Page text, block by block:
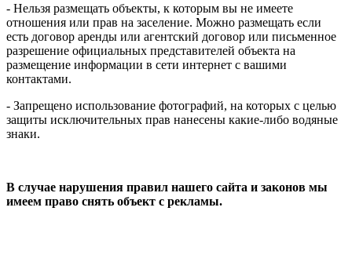
- Нельзя размещать объекты, к которым вы не имеете
отношения или прав на заселение. Можно размещать если
есть договор аренды или агентский договор или письменное
разрешение официальных представителей объекта на
размещение информации в сети интернет с вашими
контактами.
- Запрещено использование фотографий, на которых с целью
защиты исключительных прав нанесены какие-либо водяные
знаки.
В случае нарушения правил нашего сайта и законов мы
имеем право снять объект с рекламы.